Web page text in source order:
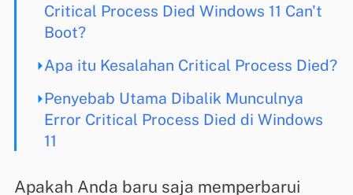
Critical Process Died Windows 11 Can't
Boot?
Apa itu Kesalahan Critical Process Died?
Penyebab Utama Dibalik Munculnya
Error Critical Process Died di Windows
11
Apakah Anda baru saja memperbarui